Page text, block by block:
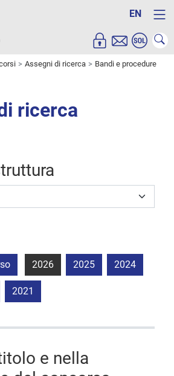
EN
Assegni di ricerca Bandi e procedure
ricerca
2026 2025 2024
2021
e nella